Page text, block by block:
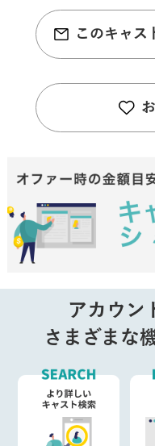
このキャス
アカウン
さまざまな